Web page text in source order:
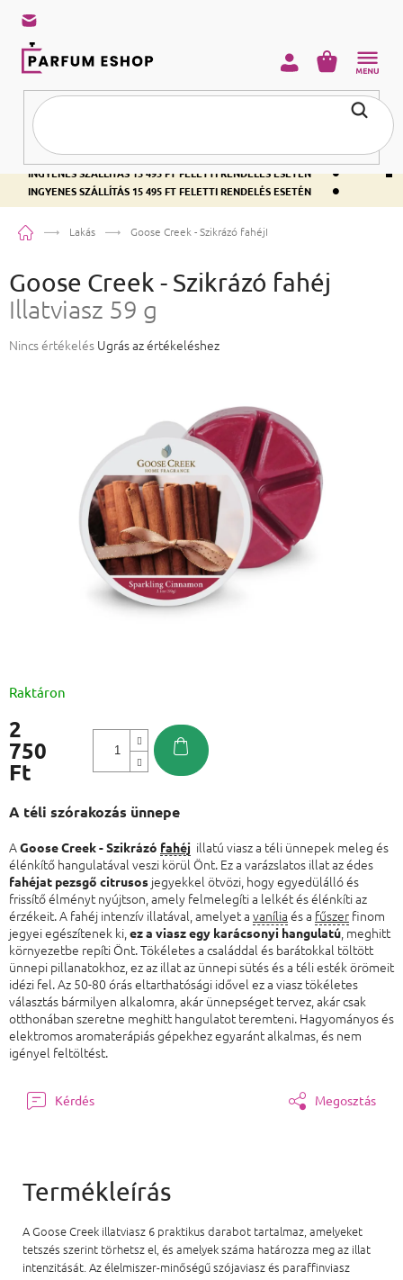
INGYENES SZÁLLÍTÁS 15 495 FT FELETTI RENDELÉS ESETÉN •
INGYENES SZÁLLÍTÁS 15 495 FT FELETTI RENDELÉS ESETÉN •
INGYENES SZÁLLÍTÁS 15 495 FT FELETTI RENDELÉS ESETÉN •
KOSÁR
KezdőlapLakás Goose Creek - Szikrázó fahéjIllatviasz 59 g
Goose Creek - Szikrázó fahéj
Illatviasz 59 g
A termék átlagos értékelése 5-ből 0,0 csillag.
Nincs értékelés Ugrás az értékeléshez
2
750
Ft
Raktáron
A téli szórakozás ünnepe
AGoose Creek - Szikrázó fahéj illatú viasz a téli ünnepek meleg és
élénkítő hangulatával veszi körül Önt. Ez a varázslatos illat az édes
fahéjat pezsgő citrusos jegyekkel ötvözi, hogy egyedülálló és
frissítő élményt nyújtson, amely felmelegíti a lelkét és élénkíti az
érzékeit. A fahéj intenzív illatával, amelyet a vanília és a fűszer finom
jegyei egészítenek ki, ez a viasz egy karácsonyi hangulatú , meghitt
környezetbe repíti Önt. Tökéletes a családdal és barátokkal töltött
ünnepi pillanatokhoz, ez az illat az ünnepi sütés és a téli esték örömeit
idézi fel. Az 50-80 órás eltarthatósági idővel ez a viasz tökéletes
választás bármilyen alkalomra, akár ünnepséget tervez, akár csak
otthonában szeretne meghitt hangulatot teremteni. Hagyományos és
elektromos aromaterápiás gépekhez egyaránt alkalmas, és nem
igényel feltöltést.
Kérdés Megosztás
A Goose Creek illatviasz 6 praktikus darabot tartalmaz, amelyeket
tetszés szerint törhetsz el, és amelyek száma határozza meg az illat
intenzitását. Az élelmiszer-minőségű szójaviasz és paraffinviasz